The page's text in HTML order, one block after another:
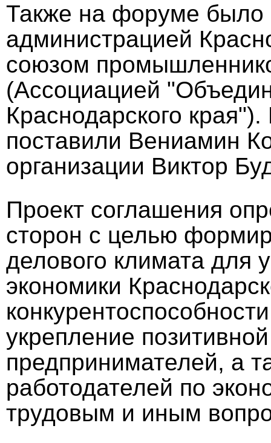
Также на форуме было
администрацией
союзом
(Ассоциацией
Краснодарского
поставили Вениамин
организации Виктор
Проект соглашения
сторон с целью
делового климата для
экономики
укрепление
предпринимателей, а
работодателей по
трудовым и иным